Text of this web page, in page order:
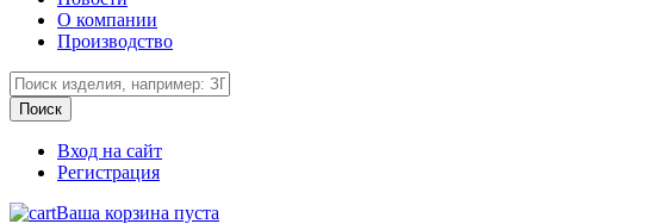
О компании
Производство
Вход на сайт
Регистрация
Ваша корзина пуста